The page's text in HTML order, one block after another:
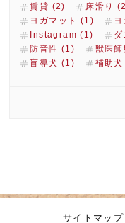
賃貸 (2)
床滑り
ヨガマット (1)
Instagram (1)
防音性 (1)
獣医
盲導犬 (1)
補助
サイトマップ